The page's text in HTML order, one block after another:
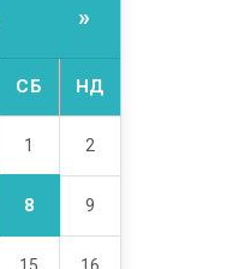
»
СБ НД
1 2
8 9